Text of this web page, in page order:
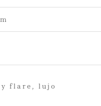
y flare, lujo